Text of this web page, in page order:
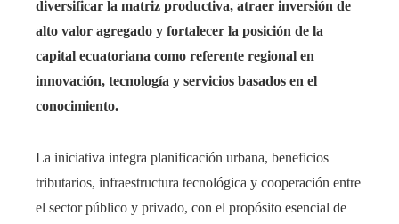
diversificar la matriz productiva, atraer inversión de
alto valor agregado y fortalecer la posición de la
capital ecuatoriana como referente regional en
innovación, tecnología y servicios basados en el
conocimiento.
La iniciativa integra planificación urbana, beneficios
tributarios, infraestructura tecnológica y cooperación entre
el sector público y privado, con el propósito esencial de